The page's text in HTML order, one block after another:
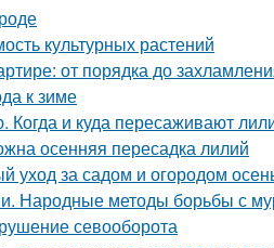
культурных растений
от порядка до
к зиме
Когда и куда пересаживают
осенняя пересадка лилий
уход за садом и огородом
Народные методы борьбы с
севооборота